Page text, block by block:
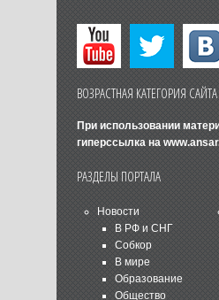
ВОЗРАСТНАЯ КАТЕГОРИЯ САЙТА
При использовании
гиперссылка на
РАЗДЕЛЫ ПОРТАЛА
Новости
В РФ и СНГ
Собкор
В мире
Образование
Общество